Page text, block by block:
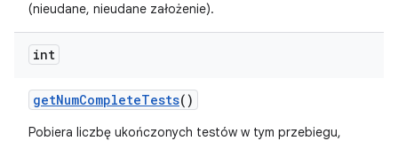
(nieudane, nieudane założenie).
int
getNumCompleteTests()
Pobiera liczbę ukończonych testów w tym przebiegu,